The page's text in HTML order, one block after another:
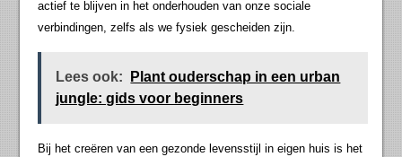
actief te blijven in het onderhouden van onze sociale
verbindingen, zelfs als we fysiek gescheiden zijn.
Lees ook:
Plant ouderschap in een urban
jungle: gids voor beginners
Bij het creëren van een gezonde levensstijl in eigen huis is het